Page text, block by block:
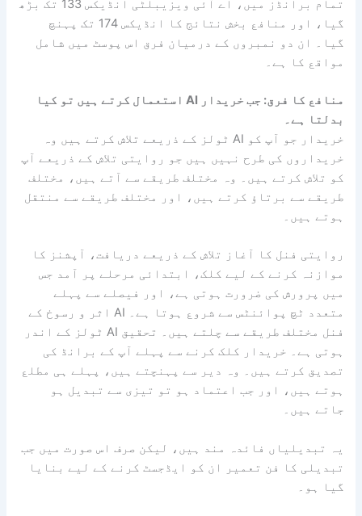
تمام برانڈز میں، اے آئی ویزیبلٹی انڈیکس 133 تک بڑھ
گیا، اور منافع بخش نتائج کا انڈیکس 174 تک پہنچ
گیا۔ ان دو نمبروں کے درمیان فرق اس پوسٹ میں شامل
مواقع کا ہے۔
منافع کا فرق: جب خریدار AI استعمال کرتے ہیں تو کیا
بدلتا ہے۔
خریدار جو آپ کو AI ٹولز کے ذریعے تلاش کرتے ہیں وہ
خریداروں کی طرح نہیں ہیں جو روایتی تلاش کے ذریعے آپ
کو تلاش کرتے ہیں۔ وہ مختلف طریقے سے آتے ہیں، مختلف
طریقے سے برتاؤ کرتے ہیں، اور مختلف طریقے سے منتقل
ہوتے ہیں۔
روایتی فنل کا آغاز تلاش کے ذریعے دریافت، آپشنز کا
موازنہ کرنے کے لیے کلک، ابتدائی مرحلے پر آمد جس
میں پرورش کی ضرورت ہوتی ہے، اور فیصلے سے پہلے
متعدد ٹچ پوائنٹس سے شروع ہوتا ہے۔ AI اثر و رسوخ کے
فنل مختلف طریقے سے چلتے ہیں۔ تحقیق AI ٹولز کے اندر
ہوتی ہے۔ خریدار کلک کرنے سے پہلے آپ کے برانڈ کی
تصدیق کرتے ہیں۔ وہ دیر سے پہنچتے ہیں، پہلے ہی مطلع
ہوتے ہیں، اور جب اعتماد ہو تو تیزی سے تبدیل ہو
جاتے ہیں۔
یہ تبدیلیاں فائدہ مند ہیں، لیکن صرف اس صورت میں جب
تبدیلی کا فن تعمیر ان کو ایڈجسٹ کرنے کے لیے بنایا
گیا ہو۔